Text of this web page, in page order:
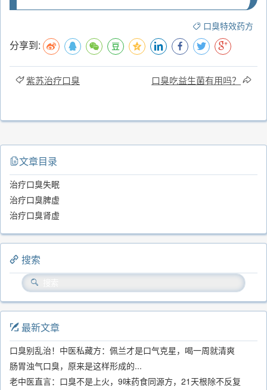
口臭特效药方
分享到:
紫苏治疗口臭 口臭吃益生菌有用吗？
文章目录
治疗口臭失眠
治疗口臭脾虚
治疗口臭肾虚
搜索
最新文章
口臭别乱治！中医私藏方：佩兰才是口气克星，喝一周就清爽
肠胃浊气口臭，原来是这样形成的...
老中医直言：口臭不是上火，9味药食同源方，21天根除不反复